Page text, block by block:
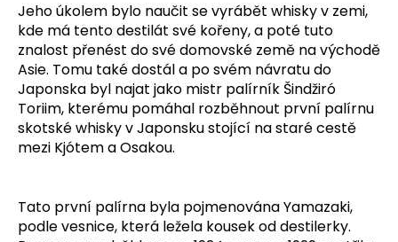
Jeho úkolem bylo naučit se vyrábět whisky v zemi,
kde má tento destilát své kořeny, a poté tuto
znalost přenést do své domovské země na východě
Asie. Tomu také dostál a po svém návratu do
Japonska byl najat jako mistr palírník Šindžiró
Toriim, kterému pomáhal rozběhnout první palírnu
skotské whisky v Japonsku stojící na staré cestě
mezi Kjótem a Osakou.
Tato první palírna byla pojmenována Yamazaki,
podle vesnice, která ležela kousek od destilerky.
D
o
p
o
r
u
j
e